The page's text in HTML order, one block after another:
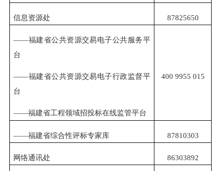
信息资源处 87825650
——福建省公共资源交易电子公共服务平
台
——福建省公共资源交易电子行政监督平
台
——福建省工程领域招投标在线监管平台
400 9955 015
——福建省综合性评标专家库 87810303
网络通讯处 86303892